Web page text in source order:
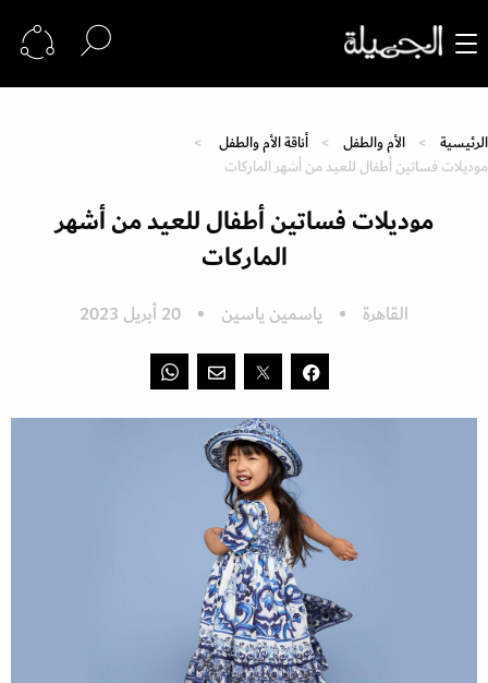
الرئيسية الأم والطفل
أناقة الأم والطفل
موديلات فساتين أطفال للعيد من أشهر الماركات
موديلات فساتين أطفال للعيد من أشهر
الماركات
القاهرة ياسمين ياسين 20 أبريل 2023